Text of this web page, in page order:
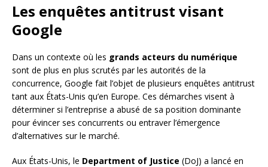
Les enquêtes antitrust visant
Google
Dans un contexte où les grands acteurs du numérique
sont de plus en plus scrutés par les autorités de la
concurrence, Google fait l’objet de plusieurs enquêtes antitrust
tant aux États-Unis qu’en Europe. Ces démarches visent à
déterminer si l’entreprise a abusé de sa position dominante
pour évincer ses concurrents ou entraver l’émergence
d’alternatives sur le marché.
Aux États-Unis, le Department of Justice (DoJ) a lancé en